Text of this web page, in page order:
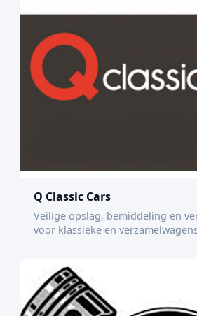
Q Classic Cars
Veilige opslag, bemiddeling en
voor klassieke en